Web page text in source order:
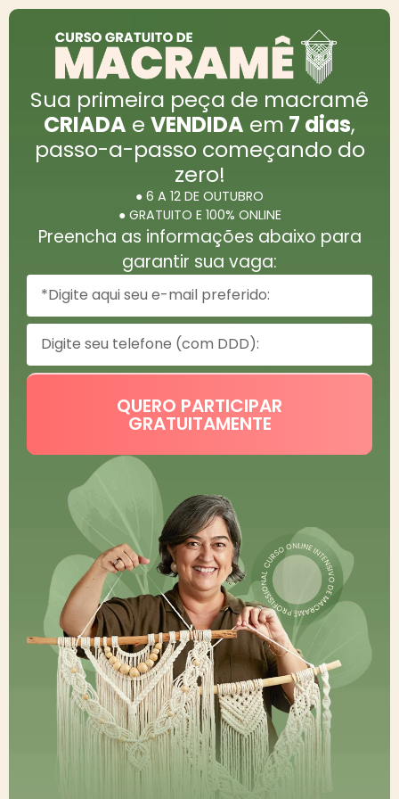
Sua primeira peça de macramê
CRIADA e VENDIDA em 7 dias,
passo-a-passo começando do
zero!
● 6 A 12 DE OUTUBRO
● GRATUITO E 100% ONLINE
Preencha as informações abaixo para
garantir sua vaga:
QUERO PARTICIPAR
GRATUITAMENTE